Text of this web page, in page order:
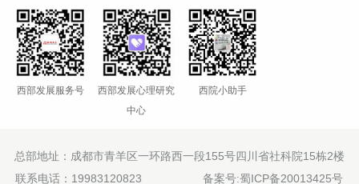
西部发展服务号
西部发展心理研究
中心
西院小助手
总部地址：成都市青羊区一环路西一段155号四川省社科院15栋2楼
联系电话：19983120823备案号:蜀ICP备20013425号